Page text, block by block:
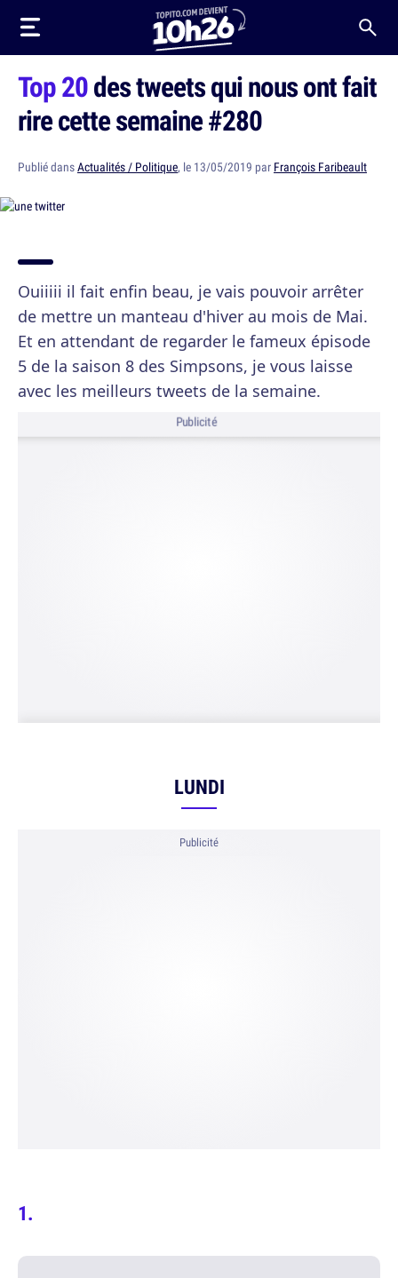
Top 20des tweets qui nous ont fait
rire cette semaine #280
Publié dansActualités / Politique, le 13/05/2019 par François Faribeault
Ouiiiii il fait enfin beau, je vais pouvoir arrêter
de mettre un manteau d'hiver au mois de Mai.
Et en attendant de regarder le fameux épisode
5 de la saison 8 des Simpsons, je vous laisse
avec les meilleurs tweets de la semaine.
Publicité
LUNDI
Publicité